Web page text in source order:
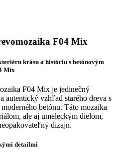
F04 Mix
krásu a históriu s betónovým
Mix
F04 Mix je jedinečný
autentický vzhľad starého dreva s
betónu. Táto mozaika
ale aj umeleckým dielom,
dizajn.
detailmi